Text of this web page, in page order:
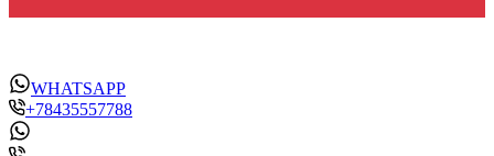
WHATSAPP
+78435557788